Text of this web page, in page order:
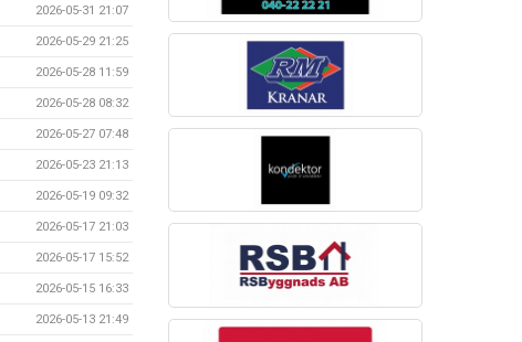
2026-05-31 21:07
2026-05-29 21:25
2026-05-28 11:59
2026-05-28 08:32
2026-05-27 07:48
2026-05-23 21:13
2026-05-19 09:32
2026-05-17 21:03
2026-05-17 15:52
2026-05-15 16:33
2026-05-13 21:49